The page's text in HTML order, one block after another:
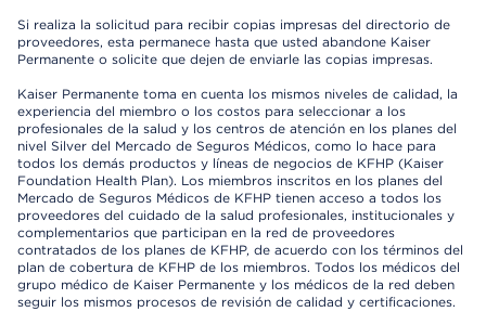
Si realiza la solicitud para recibir copias impresas del directorio de
proveedores, esta permanece hasta que usted abandone Kaiser
Permanente o solicite que dejen de enviarle las copias impresas.
Kaiser Permanente toma en cuenta los mismos niveles de calidad, la
experiencia del miembro o los costos para seleccionar a los
profesionales de la salud y los centros de atención en los planes del
nivel Silver del Mercado de Seguros Médicos, como lo hace para
todos los demás productos y líneas de negocios de KFHP (Kaiser
Foundation Health Plan). Los miembros inscritos en los planes del
Mercado de Seguros Médicos de KFHP tienen acceso a todos los
proveedores del cuidado de la salud profesionales, institucionales y
complementarios que participan en la red de proveedores
contratados de los planes de KFHP, de acuerdo con los términos del
plan de cobertura de KFHP de los miembros. Todos los médicos del
grupo médico de Kaiser Permanente y los médicos de la red deben
seguir los mismos procesos de revisión de calidad y certificaciones.